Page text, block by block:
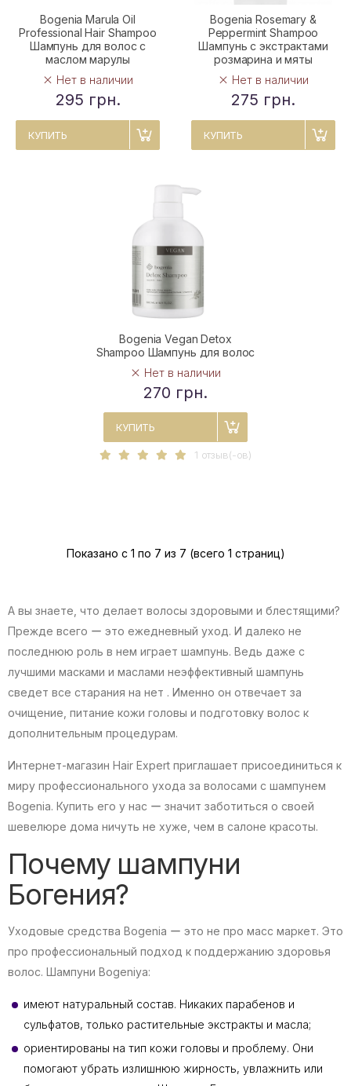
Bogenia Marula Oil
Professional Hair Shampoo
Шампунь для волос с
маслом марулы
Нет в наличии
295 грн.
КУПИТЬ
Bogenia Rosemary &
Peppermint Shampoo
Шампунь с экстрактами
розмарина и мяты
Нет в наличии
275 грн.
КУПИТЬ
Bogenia Vegan Detox
Shampoo Шампунь для волос
Нет в наличии
270 грн.
КУПИТЬ
1 отзыв(-ов)
Показано с 1 по 7 из 7 (всего 1 страниц)
А вы знаете, что делает волосы здоровыми и блестящими?
Прежде всего ー это ежедневный уход. И далеко не
последнюю роль в нем играет шампунь. Ведь даже с
лучшими масками и маслами неэффективный шампунь
сведет все старания на нет . Именно он отвечает за
очищение, питание кожи головы и подготовку волос к
дополнительным процедурам.
Интернет-магазин Hair Expert приглашает присоединиться к
миру профессионального ухода за волосами с шампунем
Bogenia. Купить его у нас ー значит заботиться о своей
шевелюре дома ничуть не хуже, чем в салоне красоты.
Почему шампуни
Богения?
Уходовые средства Bogenia ー это не про масс маркет. Это
про профессиональный подход к поддержанию здоровья
волос. Шампуни Bogeniya:
имеют натуральный состав. Никаких парабенов и
сульфатов, только растительные экстракты и масла;
ориентированы на тип кожи головы и проблему. Они
помогают убрать излишнюю жирность, увлажнить или